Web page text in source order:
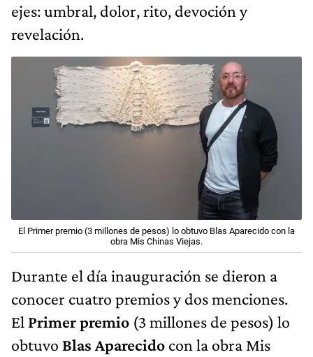
ejes: umbral, dolor, rito, devoción y
revelación.
El Primer premio (3 millones de pesos) lo obtuvo Blas Aparecido con la
obra Mis Chinas Viejas.
Durante el día inauguración se dieron a
conocer cuatro premios y dos menciones.
El Primer premio (3 millones de pesos) lo
obtuvo Blas Aparecido con la obra Mis